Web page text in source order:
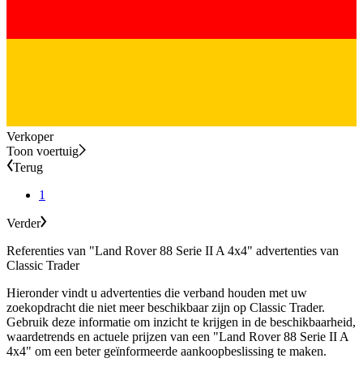
Verkoper
Toon voertuig
Terug
1
Verder
Referenties van "Land Rover 88 Serie II A 4x4" advertenties van
Classic Trader
Hieronder vindt u advertenties die verband houden met uw
zoekopdracht die niet meer beschikbaar zijn op Classic Trader.
Gebruik deze informatie om inzicht te krijgen in de beschikbaarheid,
waardetrends en actuele prijzen van een "Land Rover 88 Serie II A
4x4" om een beter geïnformeerde aankoopbeslissing te maken.